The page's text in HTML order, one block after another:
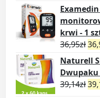
Examedin
krwi - 1
36,95zł
Naturell
Dwupaku
39,14zł